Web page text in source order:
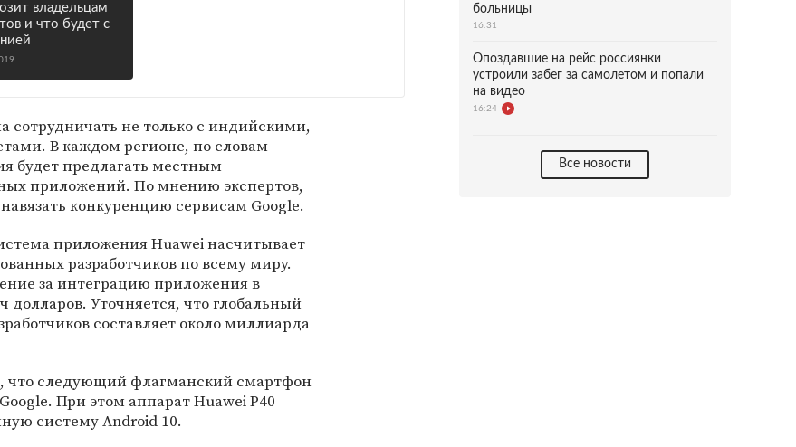
владельцам
и что будет с
сотрудничать не только с индийскими,
В каждом регионе, по словам
будет предлагать местным
приложений. По мнению экспертов,
конкуренцию сервисам Google.
приложения Huawei насчитывает
разработчиков по всему миру.
за интеграцию приложения в
долларов. Уточняется, что глобальный
составляет около миллиарда
, что следующий флагманский смартфон
При этом аппарат Huawei P40
систему Android 10.
больницы
16:31
Опоздавшие на рейс россиянки
устроили забег за самолетом и попали
на видео
16:24
Все новости